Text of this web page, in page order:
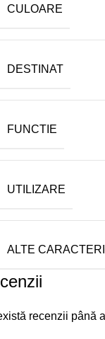
CULOARE
DESTINAT
FUNCTIE
UTILIZARE
ALTE
recenzii până